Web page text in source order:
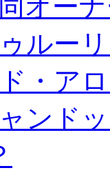
オー
ルー
・ア
ンド